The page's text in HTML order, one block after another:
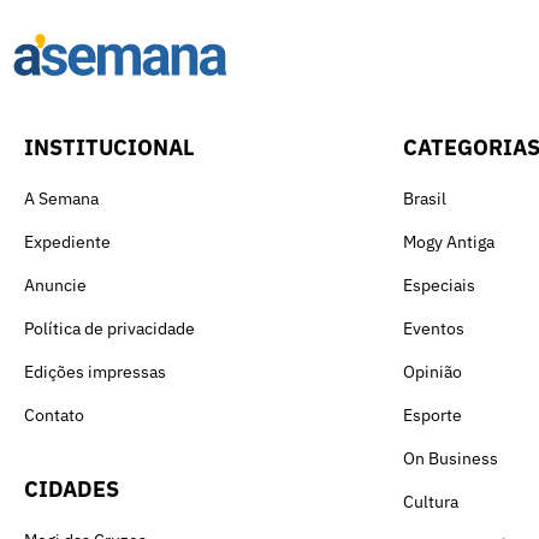
INSTITUCIONAL
A Semana
Expediente
Anuncie
Política de privacidade
Edições impressas
Contato
CIDADES
CATEGORIAS
Brasil
Mogy Antiga
Especiais
Eventos
Opinião
Esporte
On Business
Cultura